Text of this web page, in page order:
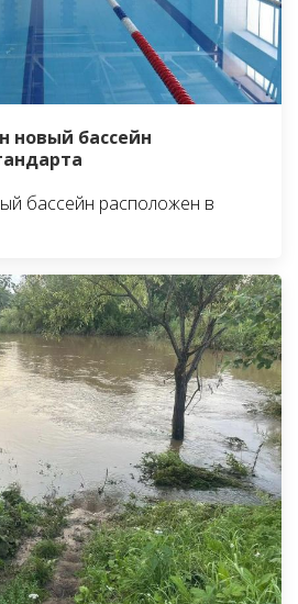
новый бассейн
бассейн расположен в